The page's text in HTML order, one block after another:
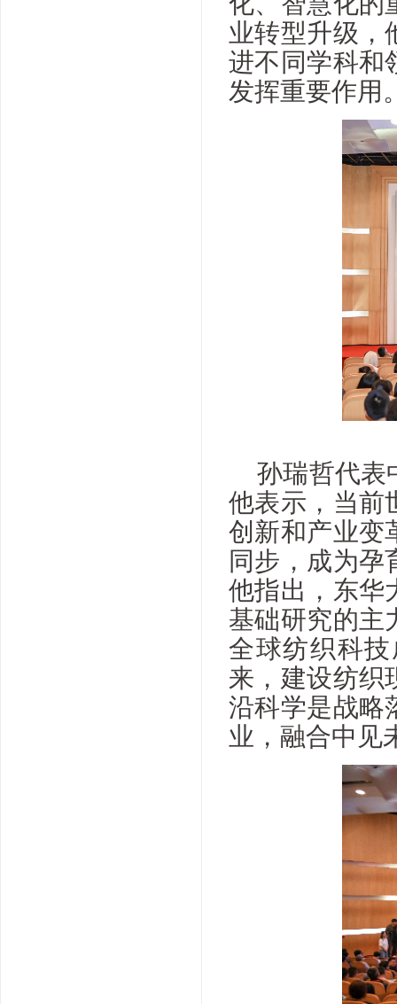
业转型升级，
进不同学科和
发挥重要作用
孙瑞哲代表
他表示，当前
创新和产业变
同步，成为孕
他指出，东华
基础研究的主
全球纺织科
来，建设纺织
沿科学是战略
业，融合中见